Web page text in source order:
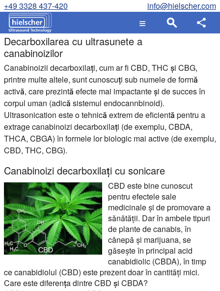
+49 3328 437-420 info@hielscher.com
Decarboxilarea cu ultrasunete a
canabinoizilor
Canabinoizii decarboxilați, cum ar fi CBD, THC și CBG,
printre multe altele, sunt cunoscuți sub numele de formă
activă, care prezintă efecte mai impactante și de succes în
corpul uman (adică sistemul endocannbinoid).
Ultrasonication este o tehnică extrem de eficientă pentru a
extrage canabinoizi decarboxilați (de exemplu, CBDA,
THCA, CBGA) în formele lor biologic mai active (de exemplu,
CBD, THC, CBG).
Canabinoizi decarboxilați cu sonicare
CBD este bine cunoscut
pentru efectele sale
medicinale și de promovare a
sănătății. Dar în ambele tipuri
de plante de canabis, în
cânepă și marijuana, se
găsește în principal acid
canabidiolic (CBDA), în timp
ce canabidiolul (CBD) este prezent doar în cantități mici.
Care este diferența dintre CBD și CBDA?